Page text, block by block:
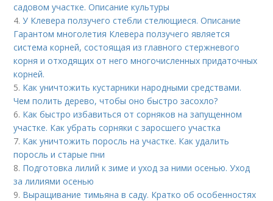
садовом участке. Описание культуры
4.У Клевера ползучего стебли стелющиеся. Описание
Гарантом многолетия Клевера ползучего является
система корней, состоящая из главного стержневого
корня и отходящих от него многочисленных придаточных
корней.
5. Как уничтожить кустарники народными средствами.
Чем полить дерево, чтобы оно быстро засохло?
6. Как быстро избавиться от сорняков на запущенном
участке. Как убрать сорняки с заросшего участка
7. Как уничтожить поросль на участке. Как удалить
поросль и старые пни
8. Подготовка лилий к зиме и уход за ними осенью. Уход
за лилиями осенью
9. Выращивание тимьяна в саду. Кратко об особенностях